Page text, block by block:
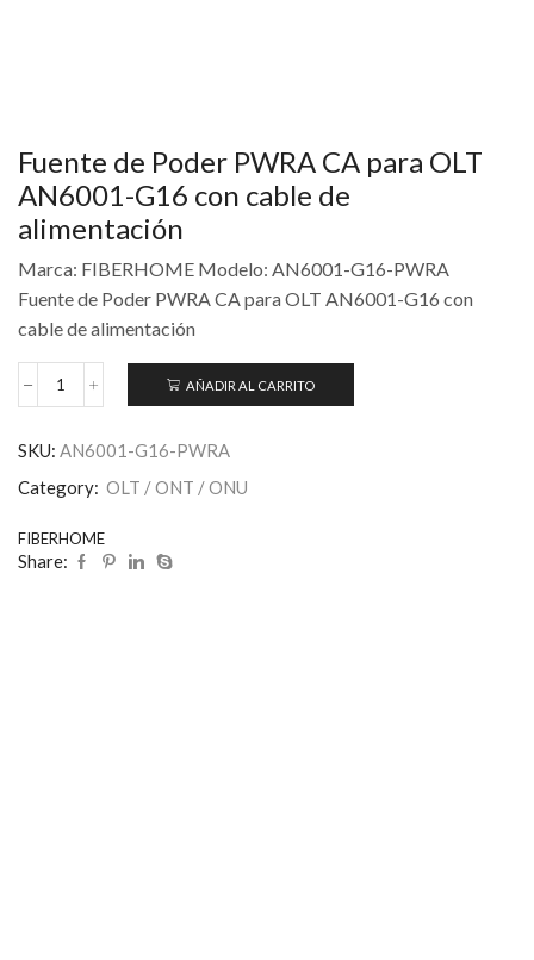
Fuente de Poder PWRA CA para OLT
AN6001-G16 con cable de
alimentación
Marca: FIBERHOME Modelo: AN6001-G16-PWRA
Fuente de Poder PWRA CA para OLT AN6001-G16 con
cable de alimentación
AÑADIR AL CARRITO
SKU: AN6001-G16-PWRA
Category: OLT / ONT / ONU
FIBERHOME
Share: